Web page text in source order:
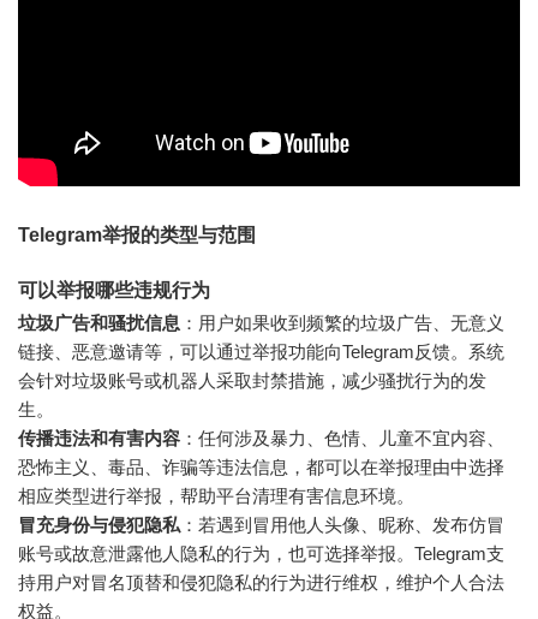
Telegram举报的类型与范围
可以举报哪些违规行为
垃圾广告和骚扰信息 ：用户如果收到频繁的垃圾广告、无意义
链接、恶意邀请等，可以通过举报功能向Telegram反馈。系统
会针对垃圾账号或机器人采取封禁措施，减少骚扰行为的发
生。
传播违法和有害内容 ：任何涉及暴力、色情、儿童不宜内容、
恐怖主义、毒品、诈骗等违法信息，都可以在举报理由中选择
相应类型进行举报，帮助平台清理有害信息环境。
冒充身份与侵犯隐私 ：若遇到冒用他人头像、昵称、发布仿冒
账号或故意泄露他人隐私的行为，也可选择举报。Telegram支
持用户对冒名顶替和侵犯隐私的行为进行维权，维护个人合法
权益。